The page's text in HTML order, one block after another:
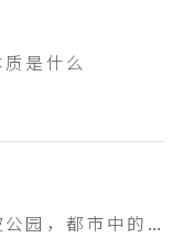
是什么
日本大阪难波公园，都市中的空中花园